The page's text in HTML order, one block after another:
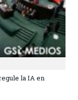
la IA en